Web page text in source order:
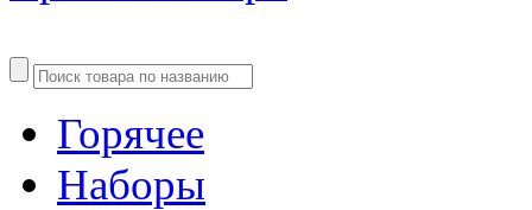
Горячее
Наборы